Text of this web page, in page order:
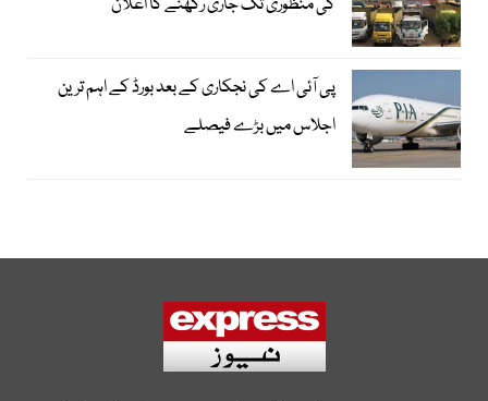
کی منظوری تک جاری رکھنے کا اعلان
پی آئی اے کی نجکاری کے بعد بورڈ کے اہم ترین
اجلاس میں بڑے فیصلے